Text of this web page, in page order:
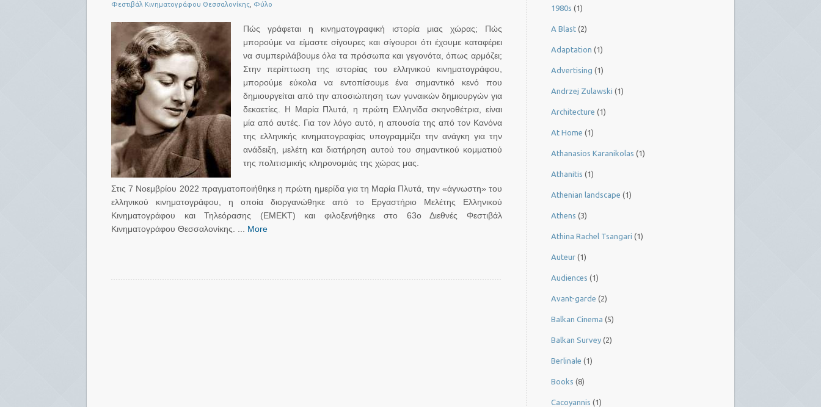
Φεστιβάλ Κινηματογράφου Θεσσαλονίκης Φύλο
Πώς γράφεται η κινηματογραφική ιστορία μιας χώρας; Πώς
μπορούμε να είμαστε σίγουρες και σίγουροι ότι έχουμε καταφέρει
να συμπεριλάβουμε όλα τα πρόσωπα και γεγονότα, όπως αρμόζει;
Στην περίπτωση της ιστορίας του ελληνικού κινηματογράφου,
μπορούμε εύκολα να εντοπίσουμε ένα σημαντικό κενό που
δημιουργείται από την αποσιώπηση των γυναικών δημιουργών για
δεκαετίες. Η Μαρία Πλυτά, η πρώτη Ελληνίδα σκηνοθέτρια, είναι
μία από αυτές. Για τον λόγο αυτό, η απουσία της από τον Κανόνα
της ελληνικής κινηματογραφίας υπογραμμίζει την ανάγκη για την
ανάδειξη, μελέτη και διατήρηση αυτού του σημαντικού κομματιού
της πολιτισμικής κληρονομιάς της χώρας μας.
Στις 7 Νοεμβρίου 2022 πραγματοποιήθηκε η πρώτη ημερίδα για τη Μαρία Πλυτά, την «άγνωστη» του
ελληνικού κινηματογράφου, η οποία διοργανώθηκε από το Εργαστήριο Μελέτης Ελληνικού
Κινηματογράφου και Τηλεόρασης (ΕΜΕΚΤ) και φιλοξενήθηκε στο 63ο Διεθνές Φεστιβάλ
Κινηματογράφου Θεσσαλονίκης. ... More
1980s (1)
A Blast (2)
Adaptation (1)
Advertising (1)
Andrzej Zulawski (1)
Architecture (1)
At Home (1)
Athanasios Karanikolas (1)
Athanitis (1)
Athenian landscape (1)
Athens (3)
Athina Rachel Tsangari (1)
Auteur (1)
Audiences (1)
Avant-garde (2)
Balkan Cinema (5)
Balkan Survey (2)
Berlinale (1)
Books (8)
Cacoyannis (1)